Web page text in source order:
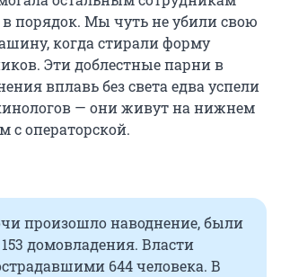
в порядок. Мы чуть не убили свою
когда стирали форму
Эти доблестные парни в
вплавь без света едва успели
— они живут на нижнем
с операторской.
произошло наводнение, были
домовладения. Власти
644 человека. В